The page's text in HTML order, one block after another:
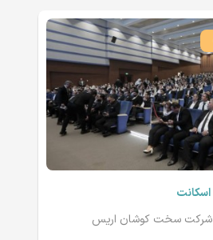
گردهمایی اسفند 1401 شرکت سخت کوشان اریس